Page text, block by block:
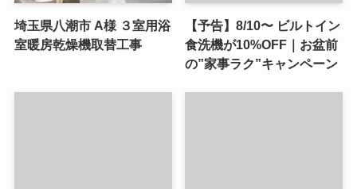
埼玉県八潮市 A様 ３室用浴
室暖房乾燥機取替工事
【予告】8/10〜 ビルトイン
食洗機が10%OFF｜お盆前
の”家事ラク”キャンペーン